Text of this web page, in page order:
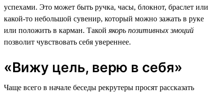
успехами. Это может быть ручка, часы, блокнот, браслет или
какой-то небольшой сувенир, который можно зажать в руке
или положить в карман. Такой якорь позитивных эмоций
позволит чувствовать себя увереннее.
«Вижу цель, верю в себя»
Чаще всего в начале беседы рекрутеры просят рассказать